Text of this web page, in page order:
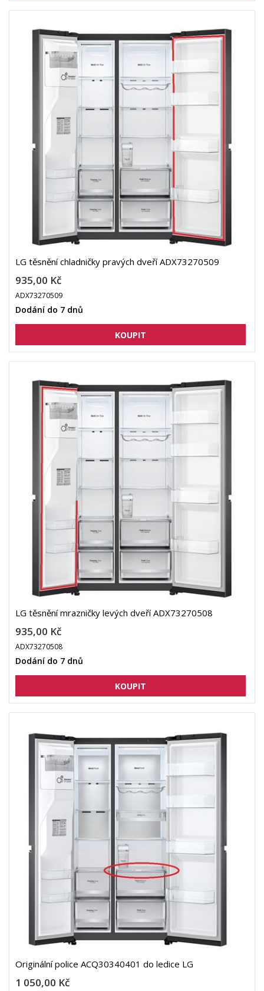
LG těsnění chladničky pravých dveří ADX73270509
935,00 Kč
ADX73270509
Dodání do 7 dnů
LG těsnění mrazničky levých dveří ADX73270508
935,00 Kč
ADX73270508
Dodání do 7 dnů
Originální police ACQ30340401 do ledice LG
1 050,00 Kč